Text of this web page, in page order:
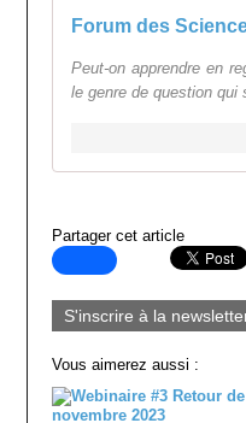
Forum des
Peut-on apprendre en
le genre de question qui
Partager cet article
S'inscrire à la
Vous aimerez aussi :